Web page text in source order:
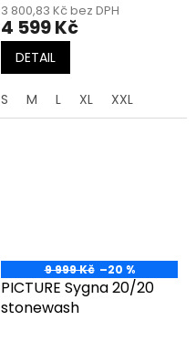
3 800,83 Kč bez DPH
4 599 Kč
DETAIL
S M L XL XXL
9 999 Kč –20 %
PICTURE Sygna 20/20
stonewash